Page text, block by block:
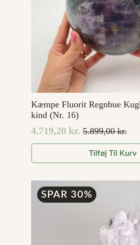
Kæmpe Fluorit Regnbue
kind (Nr. 16)
5.899,00kr.
Den
oprindelige
pris
5.899,00 kr..
4.719,20 kr.
Den
aktuelle
pris
4.719,20 kr..
Tilføj Til Kurv
SPAR 30%